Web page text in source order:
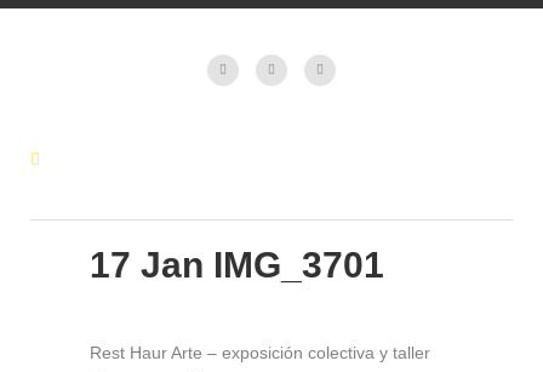
17 Jan IMG_3701
Rest Haur Arte – exposición colectiva y taller